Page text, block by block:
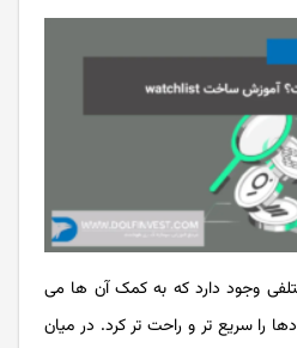
وجود دارد که به کمک آن ها می
را سریع تر و راحت تر کرد. در میان